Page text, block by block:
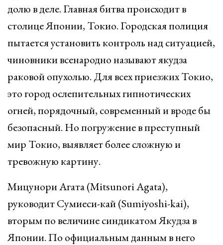
долю в деле. Главная битва происходит в
столице Японии, Токио. Городская полиция
пытается установить контроль над ситуацией,
чиновники всенародно называют якудза
раковой опухолью. Для всех приезжих Токио,
это город ослепительных гипнотических
огней, порядочный, современный и вроде бы
безопасный. Но погружение в преступный
мир Токио, выявляет более сложную и
тревожную картину.
Мицунори Агата (Mitsunori Agata),
руководит Сумиеси-кай (Sumiyoshi-kai),
вторым по величине синдикатом Якудза в
Японии. По официальным данным в него